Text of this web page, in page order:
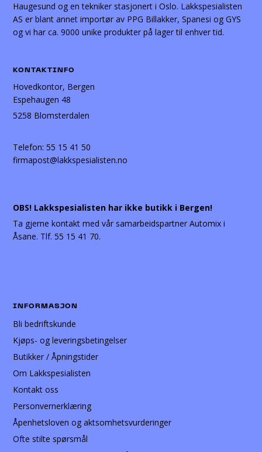
Haugesund og en tekniker stasjonert i Oslo. Lakkspesialisten
AS er blant annet importør av PPG Billakker, Spanesi og GYS
og vi har ca. 9000 unike produkter på lager til enhver tid.
KONTAKTINFO
Hovedkontor, Bergen
Espehaugen 48
5258 Blomsterdalen
Telefon:55 15 41 50
firmapost@lakkspesialisten.no
OBS! Lakkspesialisten har ikke butikk i Bergen!
Ta gjerne kontakt med vår samarbeidspartner Automix i
Åsane. Tlf. 55 15 41 70.
INFORMASJON
Bli bedriftskunde
Kjøps- og leveringsbetingelser
Butikker / Åpningstider
Om Lakkspesialisten
Kontakt oss
Personvernerklæring
Åpenhetsloven og aktsomhetsvurderinger
Ofte stilte spørsmål